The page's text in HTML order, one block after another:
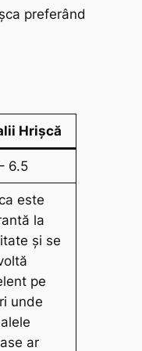
preferând
Hrișcă
6.5
este
la
și se
pe
unde
ar